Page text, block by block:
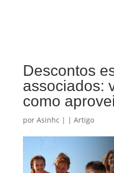
Descontos
associados:
como
por Asinhc | | Artigo